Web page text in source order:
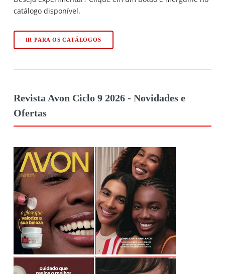
catálogo disponível.
IR PARA OS CATÁLOGOS
Revista Avon Ciclo 9 2026 - Novidades e
Ofertas